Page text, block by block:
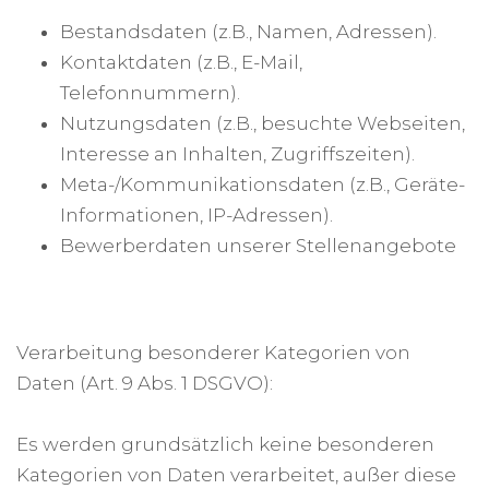
Bestandsdaten (z.B., Namen, Adressen).
Kontaktdaten (z.B., E-Mail,
Telefonnummern).
Nutzungsdaten (z.B., besuchte Webseiten,
Interesse an Inhalten, Zugriffszeiten).
Meta-/Kommunikationsdaten (z.B., Geräte-
Informationen, IP-Adressen).
Bewerberdaten unserer Stellenangebote
Verarbeitung besonderer Kategorien von
Daten (Art. 9 Abs. 1 DSGVO):
Es werden grundsätzlich keine besonderen
Kategorien von Daten verarbeitet, außer diese